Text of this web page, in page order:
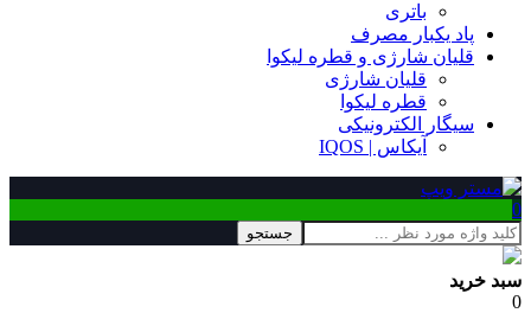
باتری
پاد یکبار مصرف
قلیان شارژی و قطره لیکوا
قلیان شارژی
قطره لیکوا
سیگار الکترونیکی
آیکاس | IQOS
0
جستجو
سبد خرید
0